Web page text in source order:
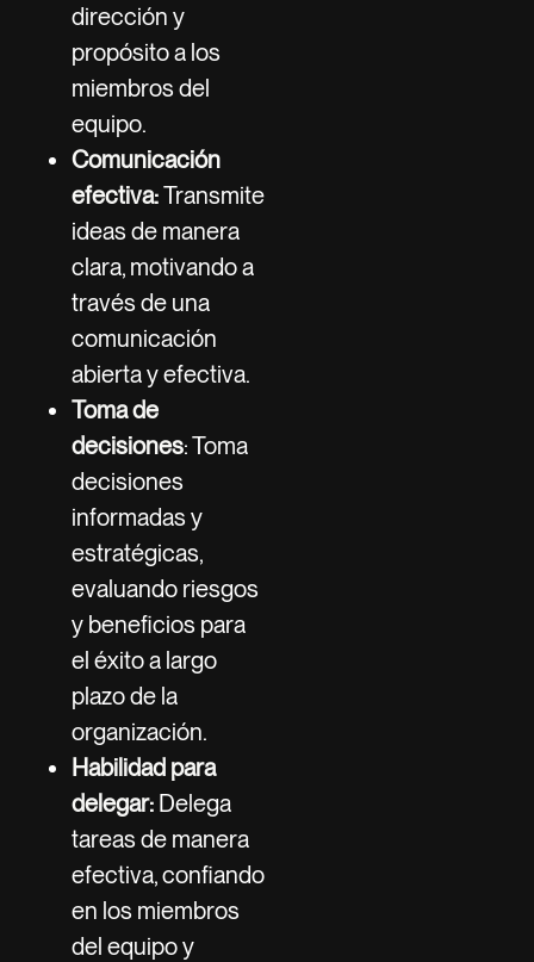
dirección y
propósito a los
miembros del
equipo.
Comunicación
efectiva:Transmite
ideas de manera
clara, motivando a
través de una
comunicación
abierta y efectiva.
Toma de
decisiones: Toma
decisiones
informadas y
estratégicas,
evaluando riesgos
y beneficios para
el éxito a largo
plazo de la
organización.
Habilidad para
delegar: Delega
tareas de manera
efectiva, confiando
en los miembros
del equipo y